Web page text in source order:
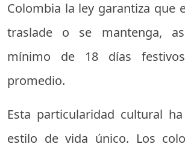
Colombia la ley garantiza que
traslade o se mantenga,
mínimo de 18 días
promedio.
Esta particularidad cultural
estilo de vida único. Los